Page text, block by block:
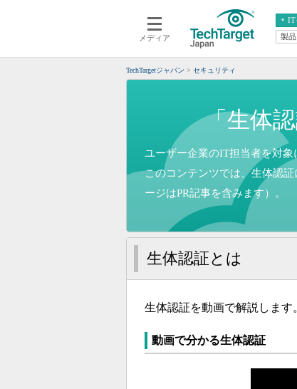
メディア
IT
クラウド
サーバ＆ストレージ
システム運用管理
エンター
ERP
データ分析
情報系シ
製
TechTargetジャパン セキュリティ
「生体
ユーザー企業のIT担当者を対象
このコンテンツでは、生体認
ージはPR記事を含みます）。
生体認証とは
生体認証を動画で解説します
動画で分かる生体認証